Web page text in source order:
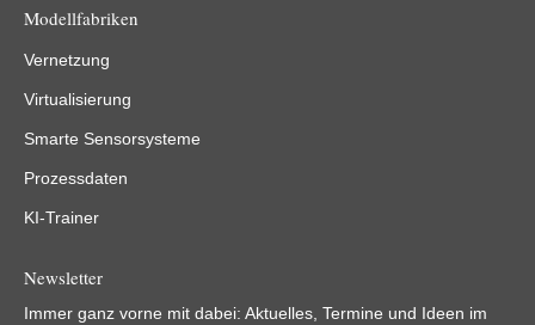
Modellfabriken
Vernetzung
Virtualisierung
Smarte Sensorsysteme
Prozessdaten
KI-Trainer
Newsletter
Immer ganz vorne mit dabei: Aktuelles, Termine und Ideen im